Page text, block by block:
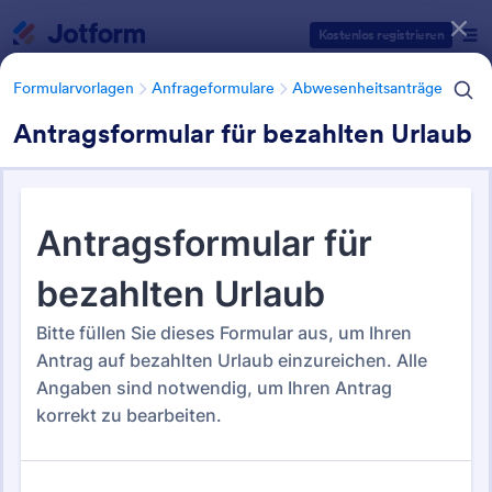
Kostenlos registrieren
Formularvorlagen Anfrageformulare Abwesenheitsanträge
Antragsformular für bezahlten Urlaub
Formularvorlagen Anfrageformulare Abwesenheitsanträge
Abwesenheitsanträge
Formularvorlagen Kategorien